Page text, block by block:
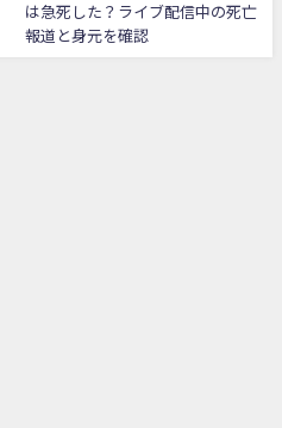
は急死した？ライブ配信中の死亡
報道と身元を確認